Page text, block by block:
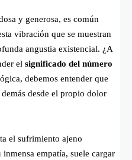
y generosa, es común
vibración que se muestran
angustia existencial. ¿A
el significado del número
debemos entender que
desde el propio dolor
el sufrimiento ajeno
empatía, suele cargar